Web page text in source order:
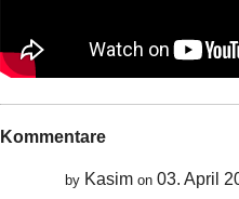
Kommentare
by Kasim on 03. April